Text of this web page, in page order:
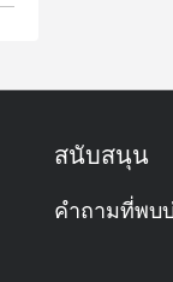
สนับสนุน
คำถามที่พบ